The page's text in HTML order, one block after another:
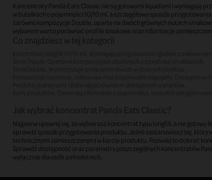
Koncentraty Panda Eats Classic nie są gotowymi liquidami i wymagają
w butelkach o pojemności 10/10 ml, a szczegółowy sposób
zarówno kompozycje Double, oparte na dwóch głównych nutach
wyborem warto porównać profile smakowe oraz informacje
Najpierw upewnij się, że wybierasz koncentrat typu longfill, a nie
sprawdź sposób przygotowania produktu. Jeżeli zastanawiasz się,
technicznymi zamieszczonymi w karcie produktu. Pozwala to dobrać
Sprawdź dostępność oraz parametry poszczególnych koncentratów
wyłącznie dla osób pełnoletnich.